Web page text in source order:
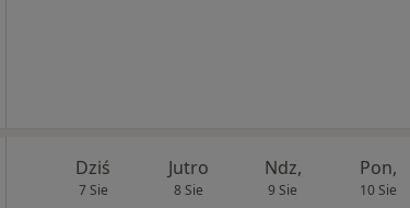
Dziś
7 Sie
Jutro
8 Sie
Ndz,
9 Sie
Pon,
10 Sie